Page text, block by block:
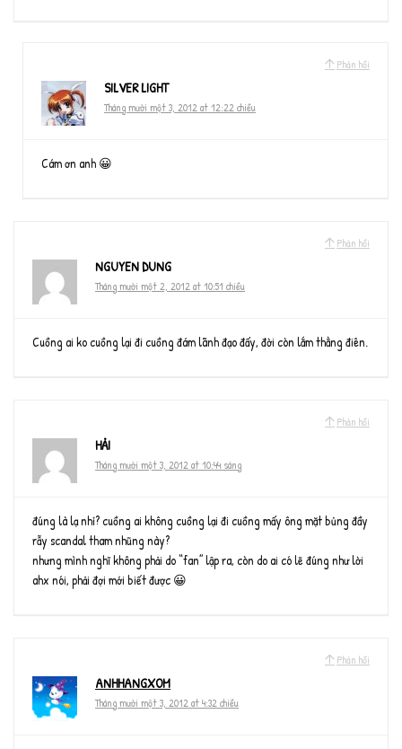
Phản hồi
SILVER LIGHT
Tháng mười một 3, 2012 at 12:22 chiều
Cám ơn anh 😀
Phản hồi
NGUYEN DUNG
Tháng mười một 2, 2012 at 10:51 chiều
Cuồng ai ko cuồng lại đi cuồng đám lãnh đạo đấy, đời còn lắm thằng điên.
Phản hồi
HẢI
Tháng mười một 3, 2012 at 10:44 sáng
đúng là lạ nhỉ? cuồng ai không cuồng lại đi cuồng mấy ông mặt bủng đầy
rẫy scandal tham nhũng này?
nhưng mình nghĩ không phải do “fan” lập ra, còn do ai có lẽ đúng như lời
ahx nói, phải đợi mới biết được 😀
Phản hồi
ANHHANGXOM
Tháng mười một 3, 2012 at 4:32 chiều